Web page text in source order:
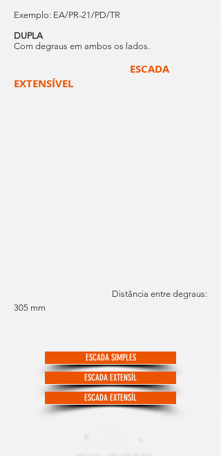
Exemplo: EA/PR-21/PD/TR
DUPLA
Com degraus em ambos os lados.
ESCADA
EXTENSÍVEL
Distância entre degraus:
305 mm
ESCADA SIMPLES
ESCADA EXTENSÍL
ESCADA EXTENSÍL